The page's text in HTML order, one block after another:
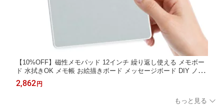
【10%OFF】磁性メモパッド 12インチ 繰り返し使える メモボー
ド 水拭きOK メモ帳 お絵描きボード メッセージボード DIY ノー
トボード エコ文具 イレーザー付き 軽量 薄型 0.7mm太字ペン付
き ペーパーレス 万年筆スタイル 多用途 ビジネス 学習用 オフィ
2,862円
もっと見る